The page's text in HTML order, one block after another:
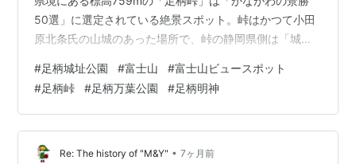
50選」に選定されている絶景スポット。峠はかつて小田
原北条氏の山城のあった場所で、峠の静岡県側は「城址
めが素晴らしいですよ！ 足柄山と言えば、やはり金太
郎。童謡の歌詞の通り「まさかり担いだ金太郎 熊にまた
がりお馬の稽古」のイラストです！ 足柄峠駐車場 「足柄
峠」には、この史跡のようなものの隣りに10台くらい駐
車できるスペースがありますが、ここが駐車場のようで
#足柄城址公園 #富士山 #富士山ビュースポット
#足柄峠 #足柄万葉公園 #足柄明神
Re: The history of "M&Y" • 7ヶ月前